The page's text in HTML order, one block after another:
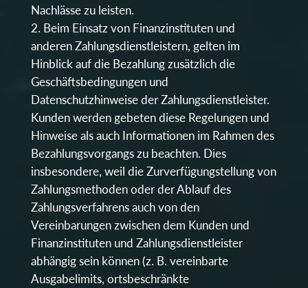
Nachlässe zu leisten.
Beim Einsatz von Finanzinstituten und
anderen Zahlungsdienstleistern, gelten im
Hinblick auf die Bezahlung zusätzlich die
Geschäftsbedingungen und
Datenschutzhinweise der Zahlungsdienstleister.
Kunden werden gebeten diese Regelungen und
Hinweise als auch Informationen im Rahmen des
Bezahlungsvorgangs zu beachten. Dies
insbesondere, weil die Zurverfügungstellung von
Zahlungsmethoden oder der Ablauf des
Zahlungsverfahrens auch von den
Vereinbarungen zwischen dem Kunden und
Finanzinstituten und Zahlungsdienstleister
abhängig sein können (z. B. vereinbarte
Ausgabelimits, ortsbeschränkte